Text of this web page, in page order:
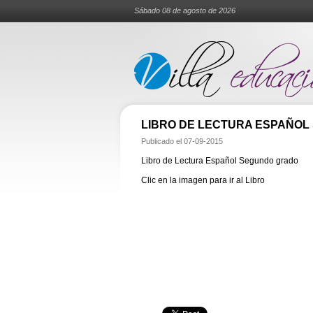
Sábado 08 de agosto de 2026
LIBRO DE LECTURA
Publicado el 07-09-2015
Libro de Lectura Español Segundo grado
Clic en la imagen para ir al Libro